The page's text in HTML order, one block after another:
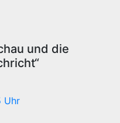
und die
Uhr